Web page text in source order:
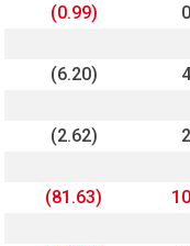
(0.99)
(6.20)
(2.62)
(81.63)